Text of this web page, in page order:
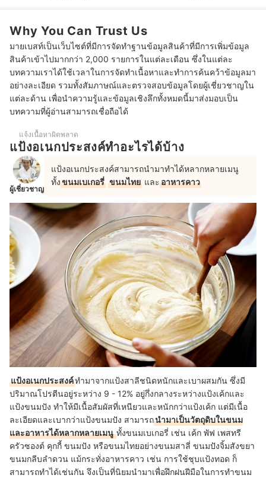
10 แป้งอเนกประสงค์ ยี่ห้อไหนดี สำหรับทำอาหาร เบเกอรี่
Why You Can Trust Us
มายเบสท์เป็นเว็บไซต์ที่มีการจัดทำฐานข้อมูลสินค้าที่มีการเพิ่มข้อมูล
สินค้าเข้าไปมากกว่า 2,000 รายการในแต่ละเดือน ซึ่งในแต่ละ
บทความเราได้ใช้เวลาในการจัดทำเนื้อหาและทำการค้นคว้าข้อมูลมา
อย่างละเอียด รวมทั้งสัมภาษณ์และตรวจสอบข้อมูลโดยผู้เชี่ยวชาญใน
แต่ละด้าน เพื่อนำความรู้และข้อมูลเชิงลึกทั้งหมดนี้มาส่งมอบเป็น
บทความที่ผู้อ่านสามารถเชื่อถือได้
แจ้งเนื้อหาผิดพลาด
แป้งอเนกประสงค์ทำอะไรได้บ้าง
ผู้เชี่ยวชาญ
แป้งอเนกประสงค์สามารถนำมาทำได้หลากหลายเมนู
ทั้งขนมเบเกอรี่ ขนมไทย และอาหารคาว
แป้งอเนกประสงค์ทำมาจากแป้งสาลีชนิดหนักและเบาผสมกัน ซึ่งมี
ปริมาณโปรตีนอยู่ระหว่าง 9 - 12% อยู่กึ่งกลางระหว่างแป้งเค้กและ
แป้งขนมปัง ทำให้มีเนื้อสัมผัสที่เหนียวและหนักกว่าแป้งเค้ก แต่มีเนื้อ
ละเอียดและเบากว่าแป้งขนมปัง สามารถนำมาเป็นวัตถุดิบในขนม
และอาหารได้หลากหลายเมนูทั้งขนมเบเกอรี่ เช่น เค้ก พัฟ เพสทรี
ครัวซองต์ คุกกี้ ขนมปัง หรือขนมไทยอย่างขนมสาลี่ ขนมปังจิ้มสังขยา
ขนมกลีบลำดวน แม้กระทั่งอาหารคาว เช่น การใช้ชุบแป้งทอด ก็
สามารถทำได้เช่นกัน จึงเป็นที่นิยมนำมาเพื่อฝึกฝนฝีมือในการทำขนม